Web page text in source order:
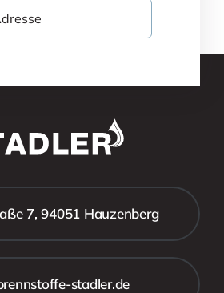
7, 94051 Hauzenberg
stadler.de